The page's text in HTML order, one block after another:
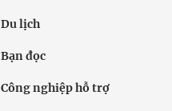
Du lịch
Bạn đọc
Công nghiệp hỗ trợ